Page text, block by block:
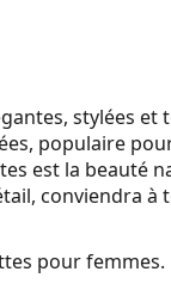
stylées
populaire
est la beauté
conviendra
pour femmes.